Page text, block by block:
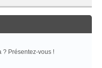
? Présentez-vous !